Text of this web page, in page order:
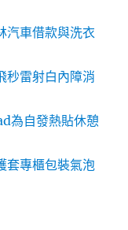
汽車借款與洗衣
秒雷射白內障消
為自發熱貼休憩
套專櫃包裝氣泡